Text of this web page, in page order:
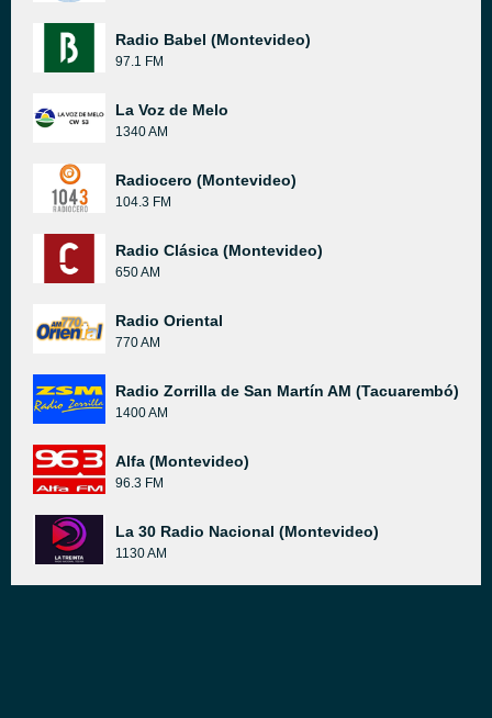
Radio Babel (Montevideo)
97.1 FM
La Voz de Melo
1340 AM
Radiocero (Montevideo)
104.3 FM
Radio Clásica (Montevideo)
650 AM
Radio Oriental
770 AM
Radio Zorrilla de San Martín AM (Tacuarembó)
1400 AM
Alfa (Montevideo)
96.3 FM
La 30 Radio Nacional (Montevideo)
1130 AM